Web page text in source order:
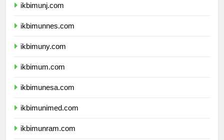
ikbimunj.com
ikbimunnes.com
ikbimuny.com
ikbimum.com
ikbimunesa.com
ikbimunimed.com
ikbimunram.com